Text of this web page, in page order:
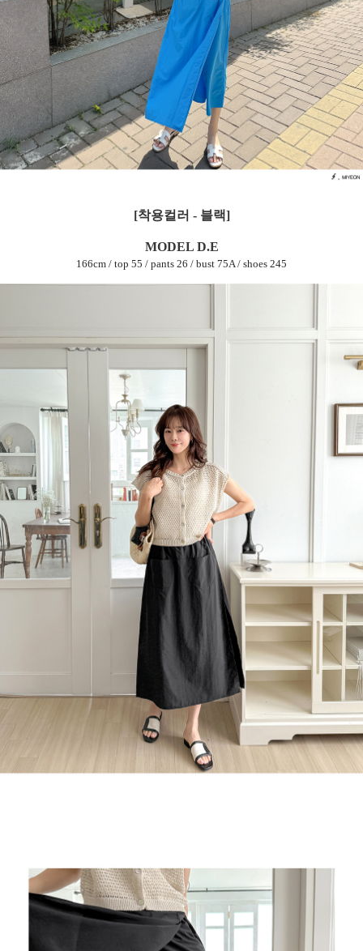
[착용컬러 - 블랙]
MODEL D.E
166cm / top 55 / pants 26 / bust 75A / shoes 245